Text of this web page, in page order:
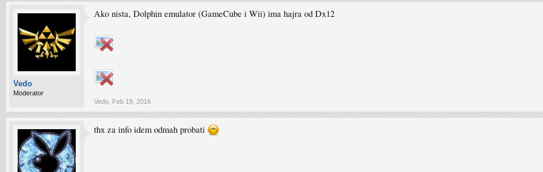
Vedo
Moderator
Ako nista, Dolphin emulator (GameCube i Wii) ima hajra od Dx12
Vedo Feb 19, 2016
thx za info idem odmah probati